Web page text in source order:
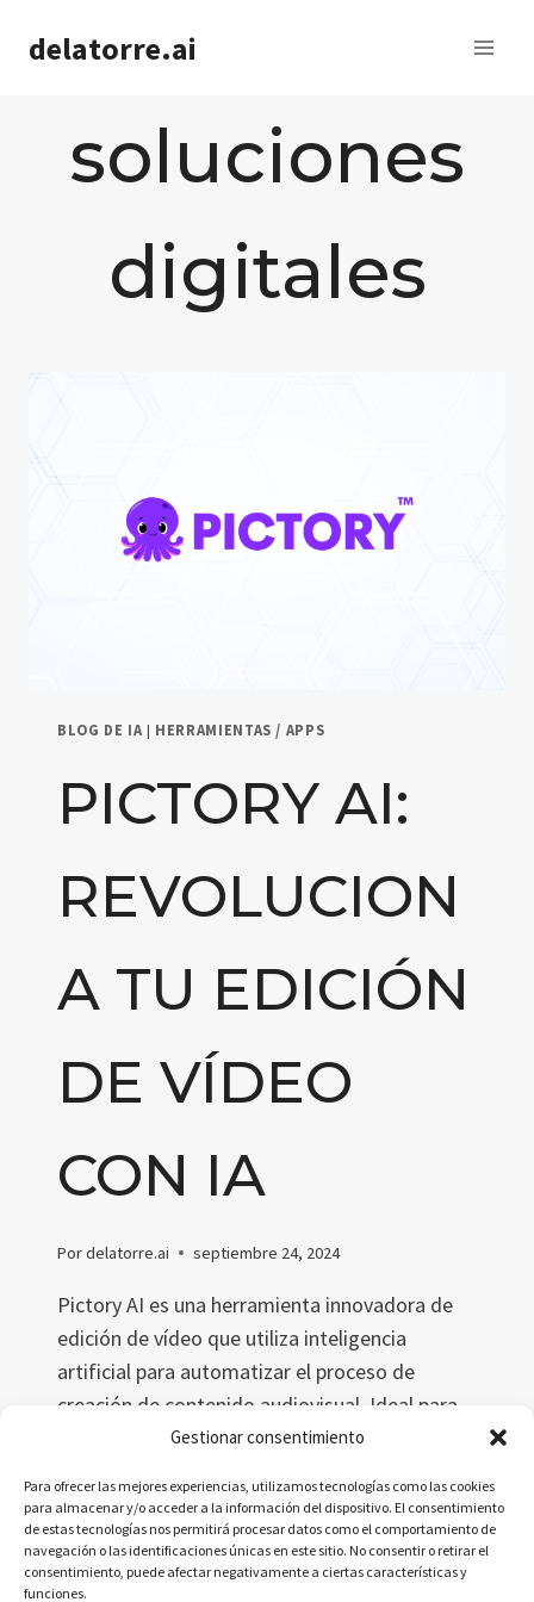
Gestionar consentimiento
Para ofrecer las mejores experiencias, utilizamos tecnologías como las cookies
para almacenar y/o acceder a la información del dispositivo. El consentimiento
de estas tecnologías nos permitirá procesar datos como el comportamiento de
navegación o las identificaciones únicas en este sitio. No consentir o retirar el
consentimiento, puede afectar negativamente a ciertas características y
funciones.
delatorre.ai
soluciones
digitales
BLOG DE IA | HERRAMIENTAS / APPS
PICTORY AI:
REVOLUCION
A TU EDICIÓN
DE VÍDEO
CON IA
Pordelatorre.ai septiembre 24, 2024
Pictory AI es una herramienta innovadora de
edición de vídeo que utiliza inteligencia
artificial para automatizar el proceso de
creación de contenido audiovisual. Ideal para
educadores y marketers, Pictory permite
ahorrando tiempo y recursos sin sacrificar
calidad.
LEER MÁS